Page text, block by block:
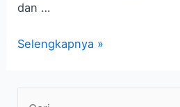
dan …
Selengkapnya »